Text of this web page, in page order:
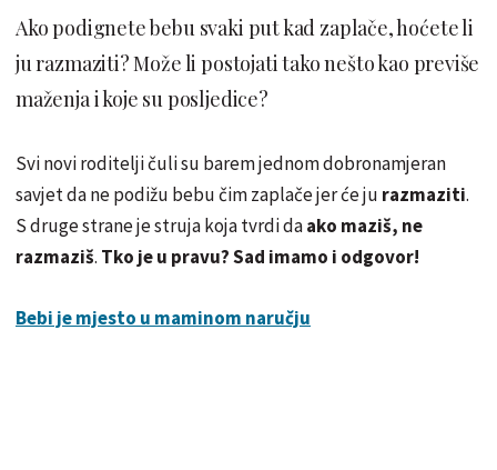
Ako podignete bebu svaki put kad zaplače, hoćete li
ju razmaziti? Može li postojati tako nešto kao previše
maženja i koje su posljedice?
Svi novi roditelji čuli su barem jednom dobronamjeran
savjet da ne podižu bebu čim zaplače jer će ju razmaziti.
S druge strane je struja koja tvrdi daako maziš, ne
razmaziš. Tko je u pravu? Sad imamo i odgovor!
Bebi je mjesto u maminom naručju